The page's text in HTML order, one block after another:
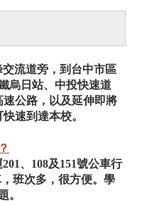
流道旁，到台中市區
烏日站、中投快速道
公路，以及延伸即將
速到達本校。
、108及151號公車行
班次多，很方便。學
。